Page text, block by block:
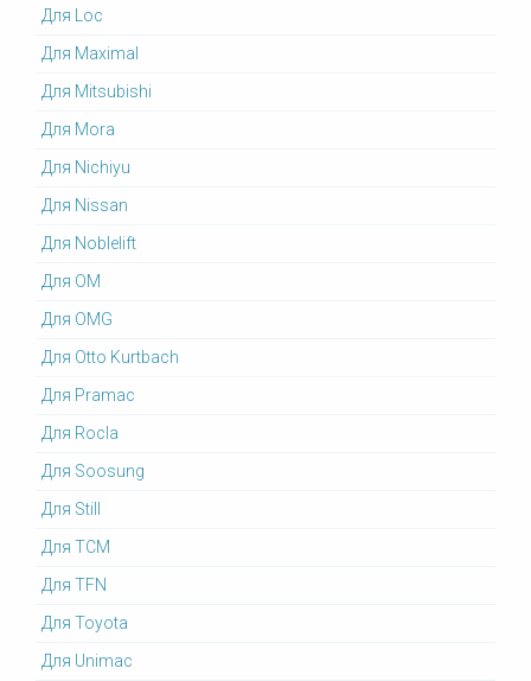
Для Loc
Для Maximal
Для Mitsubishi
Для Mora
Для Nichiyu
Для Nissan
Для Noblelift
Для OM
Для OMG
Для Otto Kurtbach
Для Pramac
Для Rocla
Для Soosung
Для Still
Для TCM
Для TFN
Для Toyota
Для Unimac